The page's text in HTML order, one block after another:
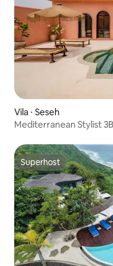
Vila ⋅ Seseh
Mediterranean Stylist
Superhost
Superhost